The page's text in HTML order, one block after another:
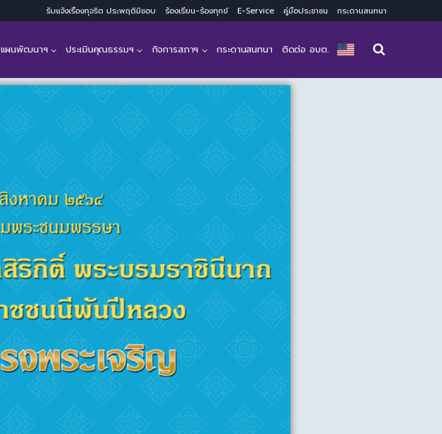
รับแจ้งเรื่องทุจริต ประพฤติมิชอบ ร้องเรียน-ร้องทุกข์ E-Service คู่มือประชาชน กระดานสนทนา
แผนพัฒนาฯ ประเมินคุณธรรมฯ กิจการสภาฯ กระดานสนทนา ติดต่อ อบต.